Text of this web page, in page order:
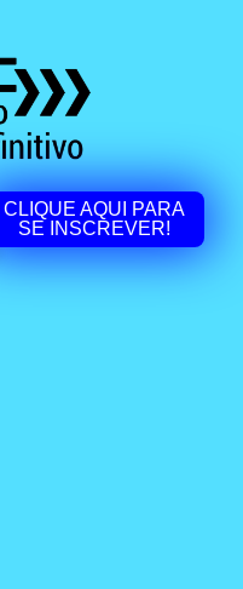
CLIQUE AQUI PARA
SE INSCREVER!